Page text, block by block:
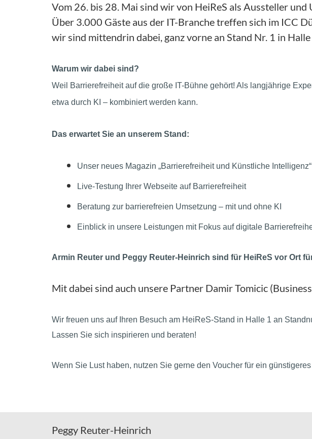
Vom 26. bis 28. Mai sind wir von HeiReS als Aussteller
Über 3.000 Gäste aus der IT-Branche treffen sich im ICC
wir sind mittendrin dabei, ganz vorne an Stand Nr. 1 in
Warum wir dabei sind?
Weil Barrierefreiheit auf die große IT-Bühne gehört! Als langjährige
etwa durch KI – kombiniert werden kann.
Das erwartet Sie an unserem Stand:
Unser neues Magazin „Barrierefreiheit und Künstliche Intelligenz“
Live-Testung Ihrer Webseite auf Barrierefreiheit
Beratung zur barrierefreien Umsetzung – mit und ohne KI
Einblick in unsere Leistungen mit Fokus auf digitale
Armin Reuter und Peggy Reuter-Heinrich sind für HeiReS vor Ort
Mit dabei sind auch unsere Partner Damir Tomicic
Wir freuen uns auf Ihren Besuch am HeiReS-Stand in Halle 1 an
Lassen Sie sich inspirieren und beraten!
Wenn Sie Lust haben, nutzen Sie gerne den Voucher für ein günstigeres
Peggy Reuter-Heinrich